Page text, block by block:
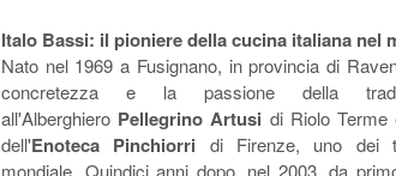
Italo Bassi: il pioniere della cucina italiana nel
Nato nel 1969 a Fusignano, in provincia di
concretezza e la passione della
all'Alberghiero Pellegrino Artusi di Riolo
dell'Enoteca Pinchiorri di Firenze, uno dei
mondiale. Quindici anni dopo, nel 2003, da